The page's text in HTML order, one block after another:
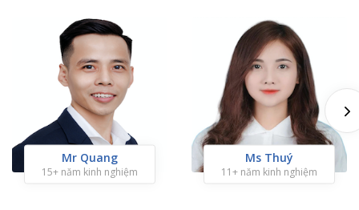
Mr Quang
15+ năm kinh nghiệm
Ms Thuý
11+ năm kinh nghiệm